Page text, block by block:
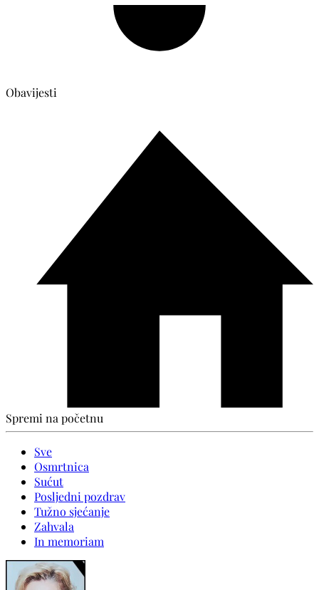
Obavijesti
Spremi na početnu
Sve
Osmrtnica
Sućut
Posljedni pozdrav
Tužno sjećanje
Zahvala
In memoriam